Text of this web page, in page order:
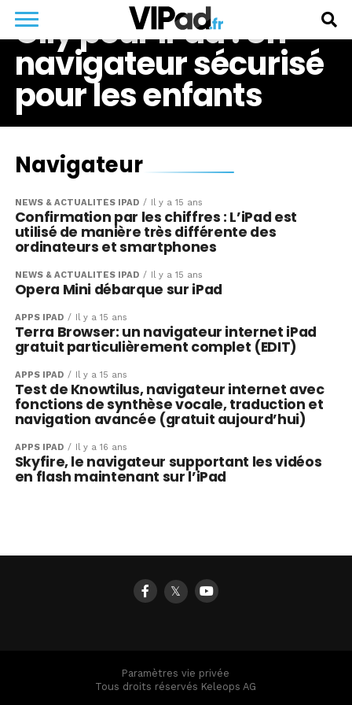
Olly pour iPad : Un
navigateur sécurisé
pour les enfants
Navigateur
NEWS & ACTUALITÉS IPAD Il y a 15 ans
Confirmation par les chiffres : L’iPad est
utilisé de manière très différente des
ordinateurs et smartphones
NEWS & ACTUALITÉS IPAD Il y a 15 ans
Opera Mini débarque sur iPad
APPS IPAD Il y a 15 ans
Terra Browser: un navigateur internet iPad
gratuit particulièrement complet (EDIT)
APPS IPAD Il y a 15 ans
Test de Knowtilus, navigateur internet avec
fonctions de synthèse vocale, traduction et
navigation avancée (gratuit aujourd’hui)
APPS IPAD Il y a 16 ans
Skyfire, le navigateur supportant les vidéos
en flash maintenant sur l’iPad
𝕏
Paramètres vie privée
Tous droits réservés Keleops AG